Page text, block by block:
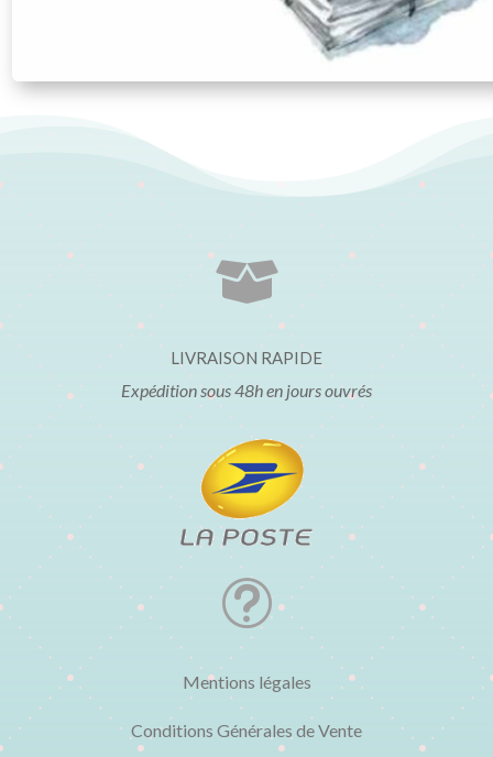

LIVRAISON RAPIDE
Expédition sous 48h en jours ouvrés
t
Mentions légales
Conditions Générales de Vente